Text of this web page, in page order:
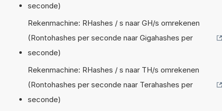
seconde)
Rekenmachine: RHashes / s naar GH/s omrekenen
(Rontohashes per seconde naar Gigahashes per
seconde)
Rekenmachine: RHashes / s naar TH/s omrekenen
(Rontohashes per seconde naar Terahashes per
seconde)